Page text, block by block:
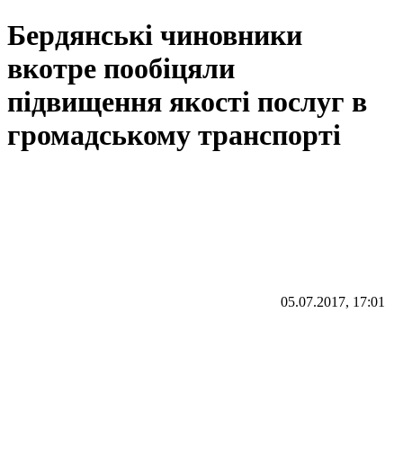
Бердянські чиновники
вкотре пообіцяли
підвищення якості послуг в
громадському транспорті
05.07.2017, 17:01